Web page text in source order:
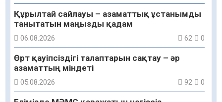
Құрылтай сайлауы – азаматтық ұстанымды
танытатын маңызды қадам
06.08.2026 62 0
Өрт қауіпсіздігі талаптарын сақтау – әр
азаматтың міндеті
05.08.2026 92 0